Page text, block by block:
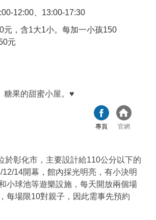
12:00、13:00-17:30
元，含1大1小。每加一小孩150
元
糖果的甜蜜小屋。♥
專頁 官網
於彰化市，主要設計給110公分以下的
14開幕，館內採光明亮，有小決明
小球池等遊樂設施，每天開放兩個場
每場限10對親子，因此需事先預約